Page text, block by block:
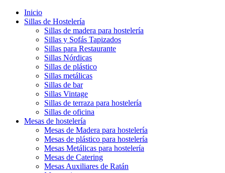
Inicio
Sillas de Hostelería
Sillas de madera para hostelería
Sillas y Sofás Tapizados
Sillas para Restaurante
Sillas Nórdicas
Sillas de plástico
Sillas metálicas
Sillas de bar
Sillas Vintage
Sillas de terraza para hostelería
Sillas de oficina
Mesas de hostelería
Mesas de Madera para hostelería
Mesas de plástico para hostelería
Mesas Metálicas para hostelería
Mesas de Catering
Mesas Auxiliares de Ratán